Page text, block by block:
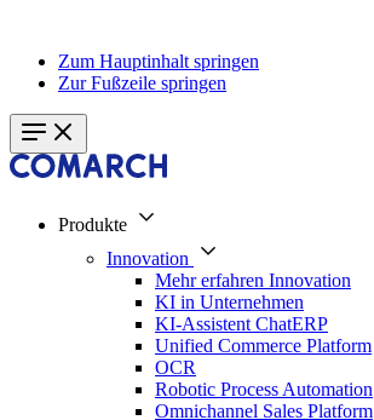
Zum Hauptinhalt springen
Zur Fußzeile springen
Produkte
Innovation
Mehr erfahren Innovation
KI in Unternehmen
KI-Assistent ChatERP
Unified Commerce Platform
OCR
Robotic Process Automation
Omnichannel Sales Platform